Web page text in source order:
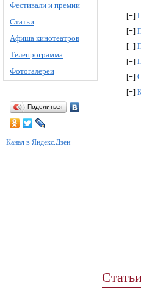
Фестивали и премии
Статьи
Афиша кинотеатров
Телепрограмма
Фотогалереи
Поделиться
Канал в Яндекс.Дзен
[+]
[+]
[+]
[+]
[+]
[+]